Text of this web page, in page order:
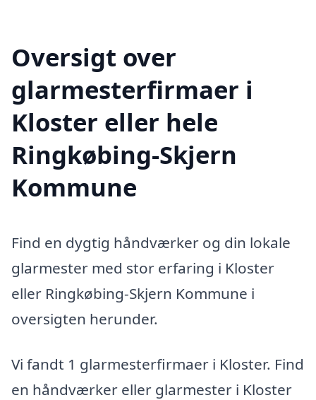
Oversigt over
glarmesterfirmaer i
Kloster eller hele
Ringkøbing-Skjern
Kommune
Find en dygtig håndværker og din lokale
glarmester med stor erfaring i Kloster
eller Ringkøbing-Skjern Kommune i
oversigten herunder.
Vi fandt 1 glarmesterfirmaer i Kloster. Find
en håndværker eller glarmester i Kloster